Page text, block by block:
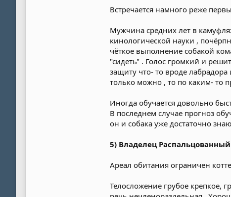
Встречается намного реже
Мужчина средних лет в
кинологической науки ,
чёткое выполнение собакой
"сидеть" . Голос громкий и
защиту что- то вроде
только можно , то по каким- то
Иногда обучается довольно
В последнем случае прогноз
он и собака уже достаточно
5) Владелец Распальцованный
Ареал обитания ограничен
Телосложение грубое крепкое,